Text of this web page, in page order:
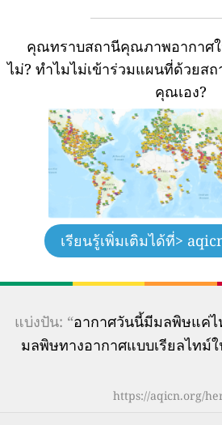
คุณทราบสถานีคุณภาพอากาศ
ไม่? ทำไมไม่เข้าร่วมแผนที่ด้วยส
คุณเอง?
เรียนรู้เพิ่มเติมได้ที่>
แบ่งปัน: “อากาศวันนี้มีมลพิษแค่
มลพิษทางอากาศแบบเรียลไทม์
https://aqicn.org/